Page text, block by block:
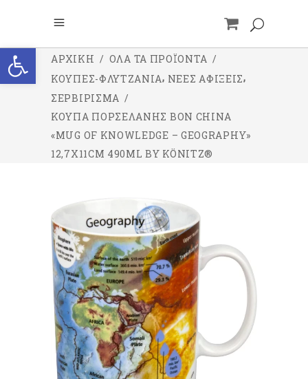
Ανοίξτε τη γραμμή εργαλείων
ΑΡΧΙΚΉ / ΌΛΑ ΤΑ ΠΡΟΪΌΝΤΑ /
ΚΟΥΠΕΣ-ΦΛΥΤΖΑΝΙΑ, ΝΕΕΣ ΑΦΙΞΕΙΣ,
ΣΕΡΒΙΡΙΣΜΑ /
ΚΟΎΠΑ ΠΟΡΣΕΛΆΝΗΣ BON CHINA
«MUG OF KNOWLEDGE – GEOGRAPHY»
12,7X11CM 490ML BY KÖNITZ®